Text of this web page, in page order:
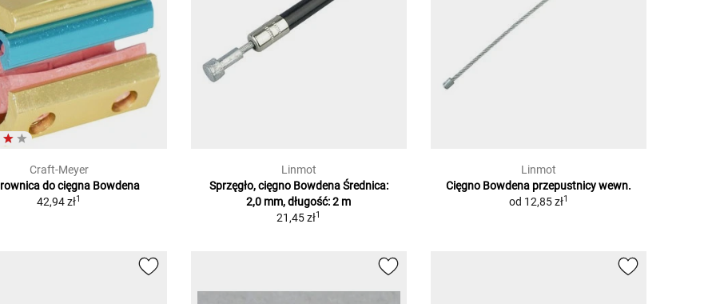
Craft-Meyer
do cięgna Bowdena
42,94 zł1
Linmot
Sprzęgło, cięgno Bowdena Średnica:
2,0 mm, długość: 2 m
21,45 zł1
Linmot
Cięgno Bowdena przepustnicy wewn.
od 12,85 zł1